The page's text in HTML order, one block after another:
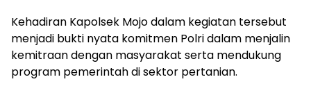
Kehadiran Kapolsek Mojo dalam kegiatan tersebut
menjadi bukti nyata komitmen Polri dalam menjalin
kemitraan dengan masyarakat serta mendukung
program pemerintah di sektor pertanian.